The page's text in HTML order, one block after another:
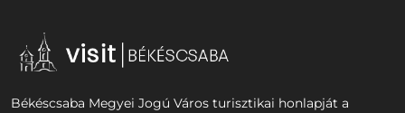
Békéscsaba Megyei Jogú Város turisztikai honlapját a